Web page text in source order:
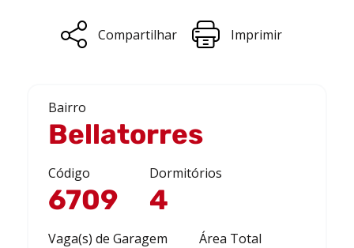
Compartilhar Imprimir
Bairro
Bellatorres
Código
6709
Dormitórios
4
Vaga(s) de Garagem Área Total